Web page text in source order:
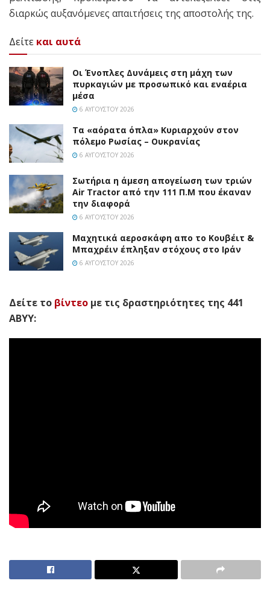
διαρκώς αυξανόμενες απαιτήσεις της αποστολής της.
Δείτε και αυτά
Οι Ένοπλες Δυνάμεις στη μάχη των
πυρκαγιών με προσωπικό και εναέρια
μέσα
6 ΑΥΓΟΎΣΤΟΥ 2026
Τα «αόρατα όπλα» Κυριαρχούν στον
πόλεμο Ρωσίας – Ουκρανίας
6 ΑΥΓΟΎΣΤΟΥ 2026
Σωτήρια η άμεση απογείωση των τριών
Air Tractor από την 111 Π.M που έκαναν
την διαφορά
6 ΑΥΓΟΎΣΤΟΥ 2026
Mαχητικά αεροσκάφη απο το Κουβέιτ &
Μπαχρέιν έπληξαν στόχους στο Ιράν
6 ΑΥΓΟΎΣΤΟΥ 2026
Δείτε το βίντεο με τις δραστηριότητες της 441
ΑΒΥΥ: